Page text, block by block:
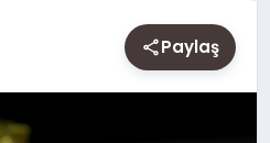
Paylaş